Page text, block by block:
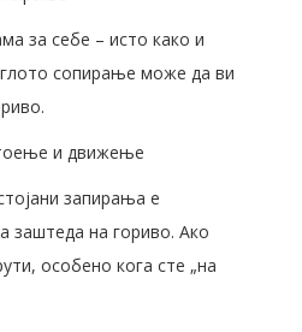
за себе – исто како и
сопирање може да ви
и движење
запирања е
заштеда на гориво. Ако
особено кога сте „на